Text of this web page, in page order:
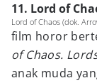
11. Lord of
Lord of Chaos (dok.
film horor
of Chaos.
anak muda